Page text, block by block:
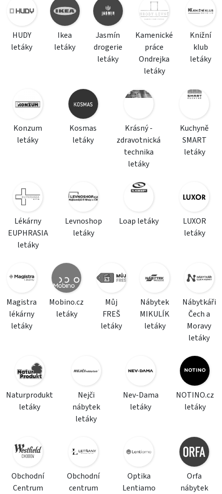
HUDY
letáky
Ikea
letáky
Jasmín
drogerie
letáky
Kamenické
práce
Ondrejka
letáky
Knižní
klub
letáky
Konzum
letáky
Kosmas
letáky
Krásný -
zdravotnická
technika
letáky
Kuchyně
SMART
letáky
Lékárny
EUPHRASIA
letáky
Levnoshop
letáky
Loap letáky
LUXOR
letáky
Magistra
lékárny
letáky
Mobino.cz
letáky
Můj
FREŠ
letáky
Nábytek
MIKULÍK
letáky
Nábytkáři
Čech a
Moravy
letáky
Naturprodukt
letáky
Nejči
nábytek
letáky
Nev-Dama
letáky
NOTINO.cz
letáky
Obchodní
Centrum
Obchodní
centrum
Optika
Lentiamo
Orfa
nábytek